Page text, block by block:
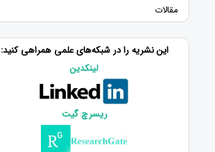
مقالات
این نشریه را در شبکه‌های علمی همراهی کنید:
لینکدین
ریسرچ گیت